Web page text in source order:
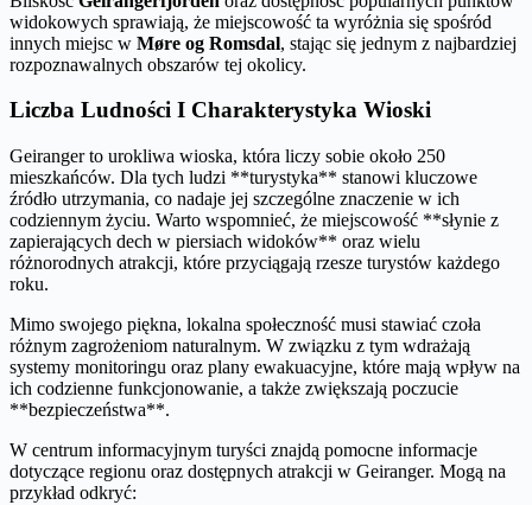
widokowych sprawiają, że miejscowość ta wyróżnia się spośród
innych miejsc w Møre og Romsdal, stając się jednym z najbardziej
rozpoznawalnych obszarów tej okolicy.
Liczba Ludności I Charakterystyka Wioski
Geiranger to urokliwa wioska, która liczy sobie około 250
mieszkańców. Dla tych ludzi **turystyka** stanowi kluczowe
źródło utrzymania, co nadaje jej szczególne znaczenie w ich
codziennym życiu. Warto wspomnieć, że miejscowość **słynie z
zapierających dech w piersiach widoków** oraz wielu
różnorodnych atrakcji, które przyciągają rzesze turystów każdego
roku.
Mimo swojego piękna, lokalna społeczność musi stawiać czoła
różnym zagrożeniom naturalnym. W związku z tym wdrażają
systemy monitoringu oraz plany ewakuacyjne, które mają wpływ na
ich codzienne funkcjonowanie, a także zwiększają poczucie
**bezpieczeństwa**.
W centrum informacyjnym turyści znajdą pomocne informacje
dotyczące regionu oraz dostępnych atrakcji w Geiranger. Mogą na
przykład odkryć: